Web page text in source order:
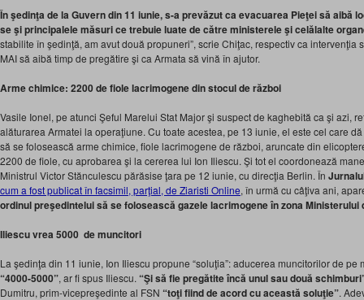
În şedinţa de la Guvern din 11 iunie, s-a prevăzut ca evacuarea Pieţei să aibă
se şi principalele măsuri ce trebuie luate de către ministerele şi celălalte
stabilite în şedinţă, am avut două propuneri”, scrie Chiţac, respectiv ca intervenţia
MAI să aibă timp de pregătire şi ca Armata să vină în ajutor.
Arme chimice: 2200 de fiole lacrimogene din stocul de război
Vasile Ionel, pe atunci Şeful Marelui Stat Major şi suspect de kaghebită ca şi azi,
alăturarea Armatei la operaţiune. Cu toate acestea, pe 13 iunie, el este cel care
să se folosească arme chimice, fiole lacrimogene de război, aruncate din
2200 de fiole, cu aprobarea şi la cererea lui Ion Iliescu. Şi tot el coordonează
Ministrul Victor Stănculescu părăsise ţara pe 12 iunie, cu direcţia Berlin. În
cum a fost publicat în facsimil, parţial, de Ziaristi Online, în urmă cu câţiva ani,
ordinul preşedintelui să se folosească gazele lacrimogene în zona Ministerului
Iliescu vrea 5000 de muncitori
La şedinţa din 11 iunie, Ion Iliescu propune “soluţia”: aducerea muncitorilor de pe
“4000-5000”, ar fi spus Iliescu. “Şi să fie pregătite încă unul sau două
Dumitru, prim-vicepreşedinte al FSN “toţi fiind de acord cu această soluţie”.